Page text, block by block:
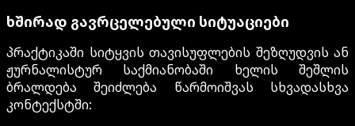
ხშირად გავრცელებული სიტუაციები
პრაქტიკაში სიტყვის თავისუფლების შეზღუდვის ან
ჟურნალისტურ საქმიანობაში ხელის შეშლის
ბრალდება შეიძლება წარმოიშვას სხვადასხვა
კონტექსტში: